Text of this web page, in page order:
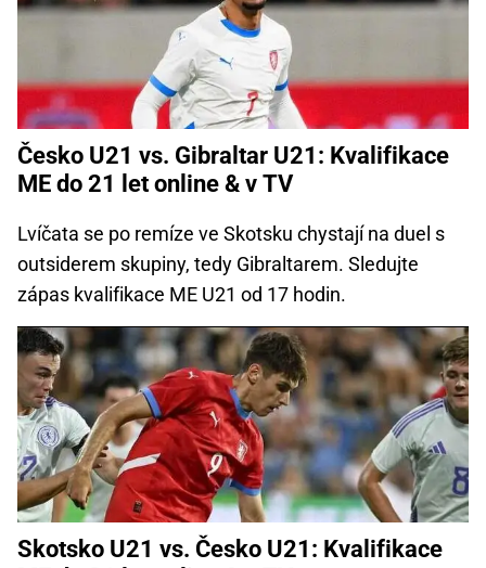
Česko U21 vs. Gibraltar U21: Kvalifikace
ME do 21 let online & v TV
Lvíčata se po remíze ve Skotsku chystají na duel s
outsiderem skupiny, tedy Gibraltarem. Sledujte
zápas kvalifikace ME U21 od 17 hodin.
Skotsko U21 vs. Česko U21: Kvalifikace